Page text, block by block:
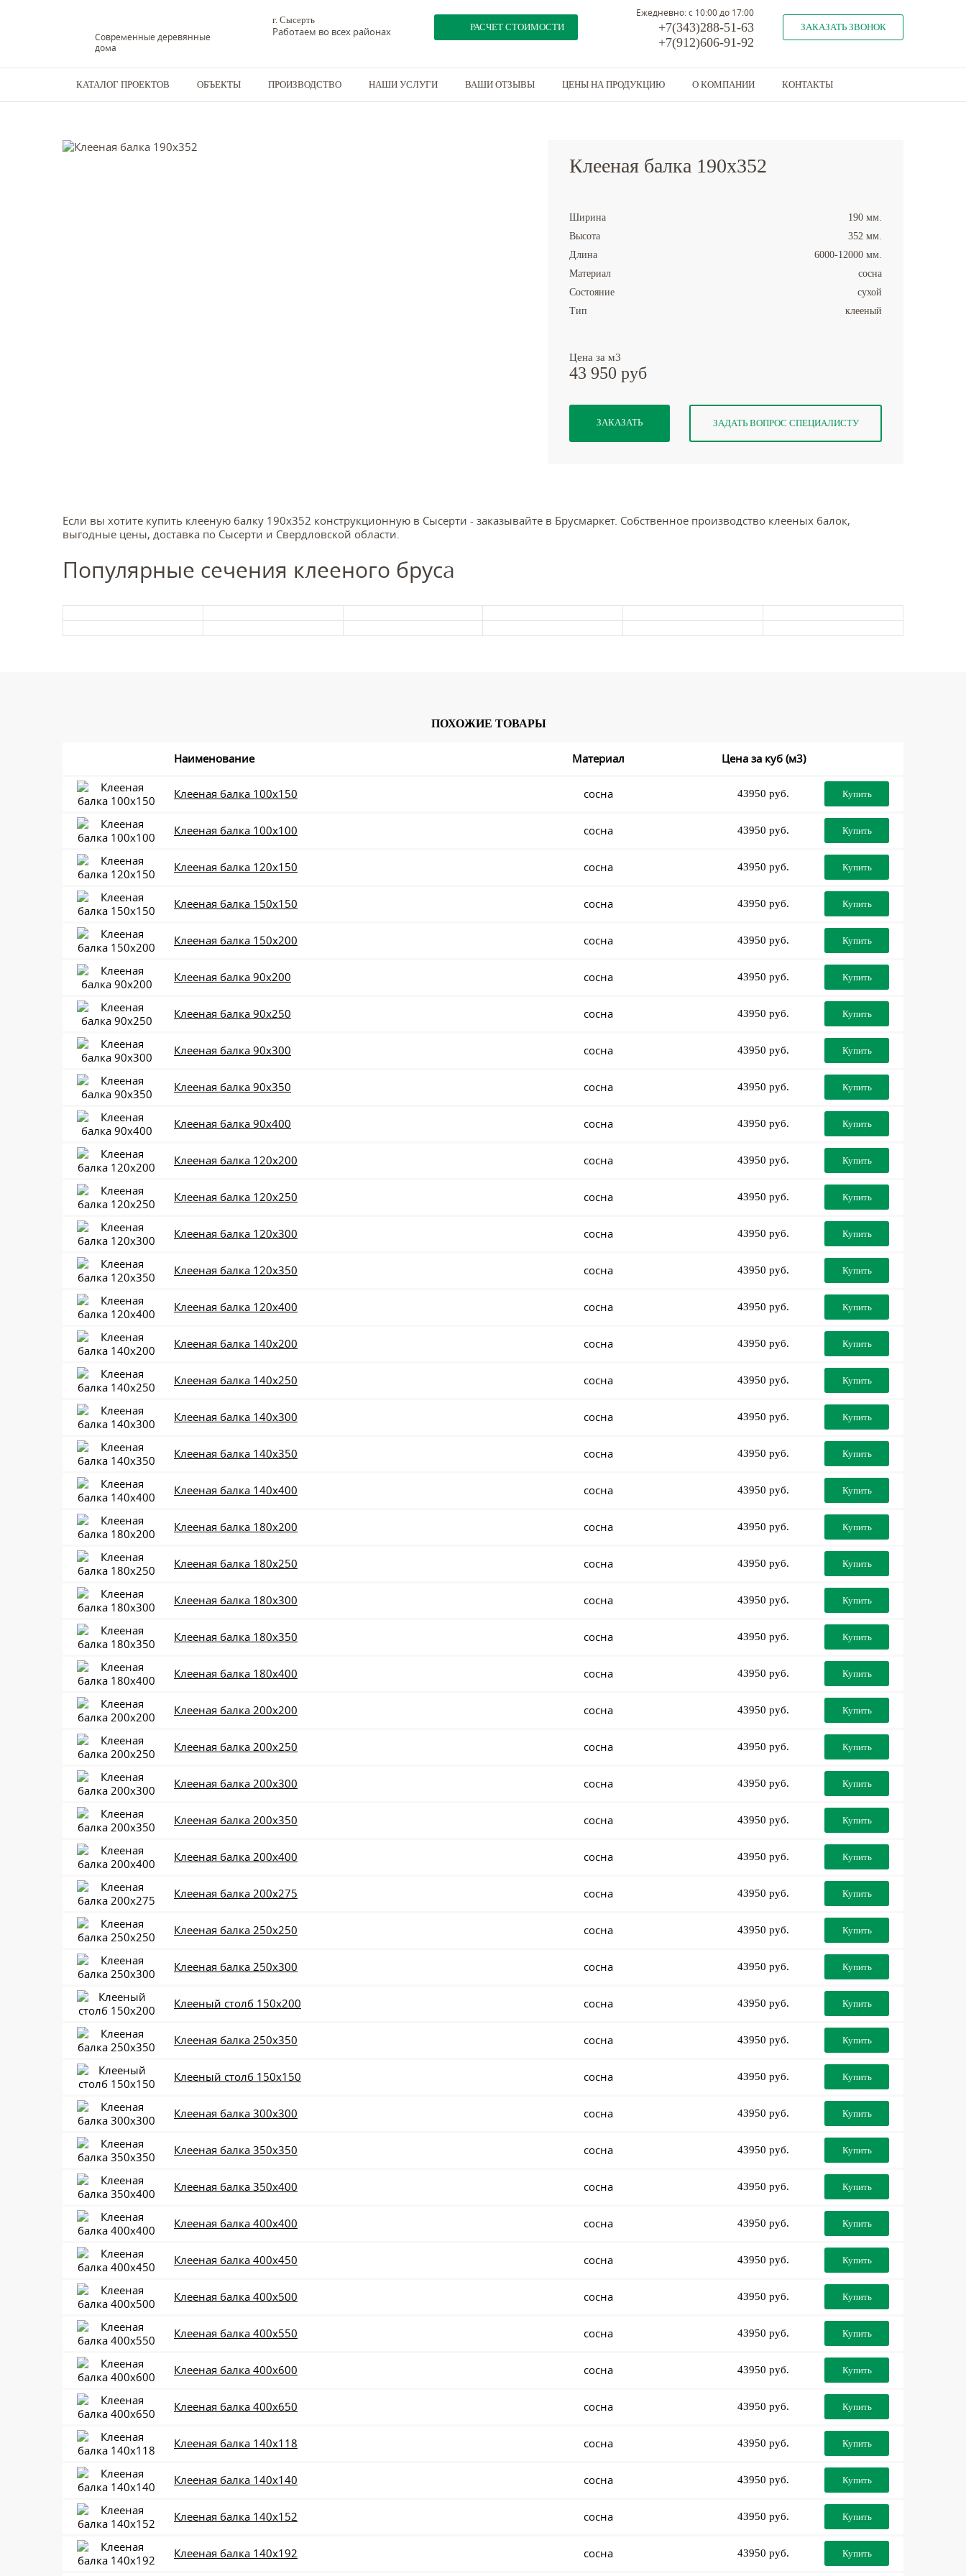
Современные деревянные
дома
г. Сысерть
Работаем во всех районах РАСЧЕТ СТОИМОСТИ
Ежедневно: с 10:00 до 17:00
+7(343)288-51-63
+7(912)606-91-92
ЗАКАЗАТЬ ЗВОНОК
КАТАЛОГ ПРОЕКТОВ ОБЪЕКТЫ ПРОИЗВОДСТВО НАШИ УСЛУГИ ВАШИ ОТЗЫВЫ ЦЕНЫ НА ПРОДУКЦИЮ О КОМПАНИИ КОНТАКТЫ
Клееная балка 190x352
Ширина
190 мм.
Высота
352 мм.
Длина
6000-12000 мм.
Материал
сосна
Состояние
сухой
Тип
клееный
Цена за м3
43 950 руб
ЗАКАЗАТЬ ЗАДАТЬ ВОПРОС СПЕЦИАЛИСТУ
Если вы хотите купить клееную балку 190x352 конструкционную в Сысерти - заказывайте в Брусмаркет. Собственное производство клееных балок,
выгодные цены, доставка по Сысерти и Свердловской области.
Популярные сечения клееного бруса
ПОХОЖИЕ ТОВАРЫ
Наименование Материал Цена за куб (м3)
Клееная балка 100x150 сосна 43950 руб. Купить
Клееная балка 100x100 сосна 43950 руб. Купить
Клееная балка 120x150 сосна 43950 руб. Купить
Клееная балка 150x150 сосна 43950 руб. Купить
Клееная балка 150x200 сосна 43950 руб. Купить
Клееная балка 90x200 сосна 43950 руб. Купить
Клееная балка 90x250 сосна 43950 руб. Купить
Клееная балка 90x300 сосна 43950 руб. Купить
Клееная балка 90x350 сосна 43950 руб. Купить
Клееная балка 90x400 сосна 43950 руб. Купить
Клееная балка 120x200 сосна 43950 руб. Купить
Клееная балка 120x250 сосна 43950 руб. Купить
Клееная балка 120x300 сосна 43950 руб. Купить
Клееная балка 120x350 сосна 43950 руб. Купить
Клееная балка 120x400 сосна 43950 руб. Купить
Клееная балка 140x200 сосна 43950 руб. Купить
Клееная балка 140x250 сосна 43950 руб. Купить
Клееная балка 140x300 сосна 43950 руб. Купить
Клееная балка 140x350 сосна 43950 руб. Купить
Клееная балка 140x400 сосна 43950 руб. Купить
Клееная балка 180x200 сосна 43950 руб. Купить
Клееная балка 180x250 сосна 43950 руб. Купить
Клееная балка 180x300 сосна 43950 руб. Купить
Клееная балка 180x350 сосна 43950 руб. Купить
Клееная балка 180x400 сосна 43950 руб. Купить
Клееная балка 200x200 сосна 43950 руб. Купить
Клееная балка 200x250 сосна 43950 руб. Купить
Клееная балка 200x300 сосна 43950 руб. Купить
Клееная балка 200x350 сосна 43950 руб. Купить
Клееная балка 200x400 сосна 43950 руб. Купить
Клееная балка 200x275 сосна 43950 руб. Купить
Клееная балка 250x250 сосна 43950 руб. Купить
Клееная балка 250x300 сосна 43950 руб. Купить
Клееный столб 150x200 сосна 43950 руб. Купить
Клееная балка 250x350 сосна 43950 руб. Купить
Клееный столб 150x150 сосна 43950 руб. Купить
Клееная балка 300x300 сосна 43950 руб. Купить
Клееная балка 350x350 сосна 43950 руб. Купить
Клееная балка 350x400 сосна 43950 руб. Купить
Клееная балка 400x400 сосна 43950 руб. Купить
Клееная балка 400x450 сосна 43950 руб. Купить
Клееная балка 400x500 сосна 43950 руб. Купить
Клееная балка 400x550 сосна 43950 руб. Купить
Клееная балка 400x600 сосна 43950 руб. Купить
Клееная балка 400x650 сосна 43950 руб. Купить
Клееная балка 140x118 сосна 43950 руб. Купить
Клееная балка 140x140 сосна 43950 руб. Купить
Клееная балка 140x152 сосна 43950 руб. Купить
Клееная балка 140x192 сосна 43950 руб. Купить